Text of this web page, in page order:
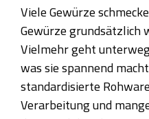
Viele Gewürze
Gewürze grundsätzlich
Vielmehr geht
was sie spannend
standardisierte
Verarbeitung und